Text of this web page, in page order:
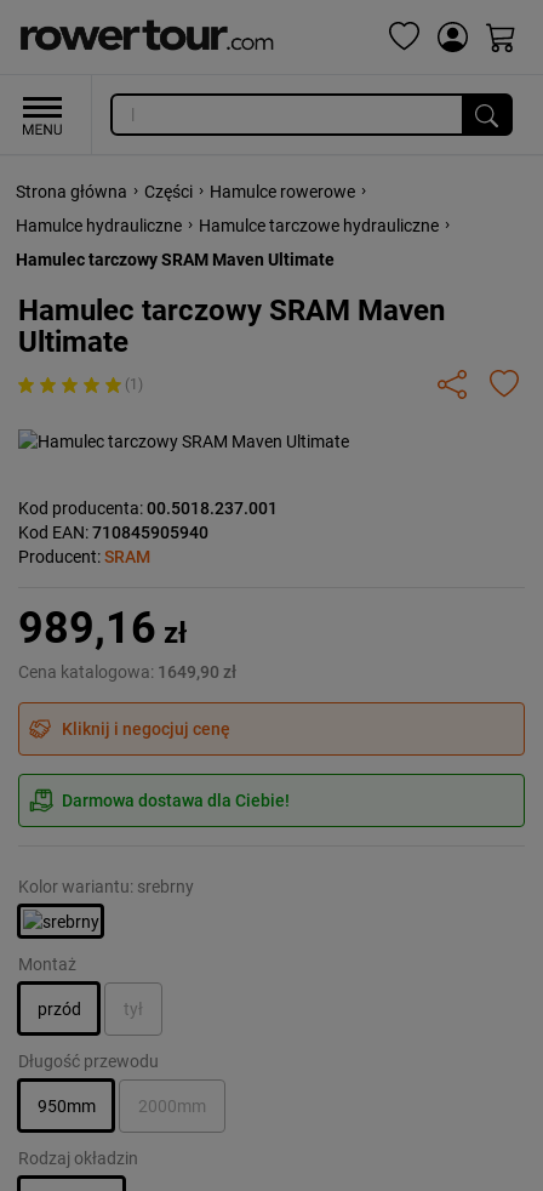
Strona główna › Części › Hamulce rowerowe ›
Hamulce hydrauliczne › Hamulce tarczowe hydrauliczne ›
Hamulec tarczowy SRAM Maven Ultimate
Hamulec tarczowy SRAM Maven
Ultimate
(1)
Kod producenta:00.5018.237.001
Kod EAN:710845905940
Producent:SRAM
989,16 zł
Cena katalogowa: 1649,90 zł
Kliknij i negocjuj cenę
Darmowa dostawa dla Ciebie!
Kolor wariantu: srebrny
Montaż
przód tył
Długość przewodu
950mm 2000mm
Rodzaj okładzin